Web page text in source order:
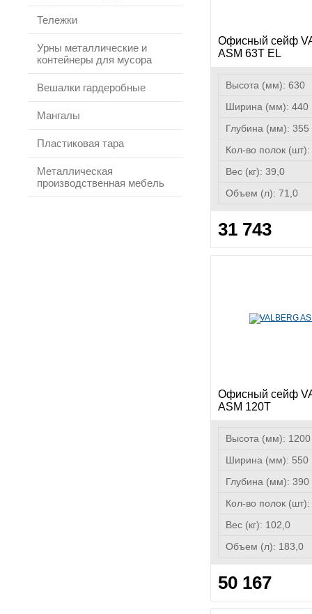
Тележки
Урны металлические и
контейнеры для мусора
Вешалки гардеробные
Мангалы
Пластиковая тара
Металлическая
производственная мебель
Офисный сейф
ASM 63T EL
Высота (мм): 630
Ширина (мм): 440
Глубина (мм): 355
Кол-во полок (шт):
Вес (кг): 39,0
Объем (л): 71,0
31 743
Офисный сейф
ASM 120T
Высота (мм): 1200
Ширина (мм): 550
Глубина (мм): 390
Кол-во полок (шт):
Вес (кг): 102,0
Объем (л): 183,0
50 167